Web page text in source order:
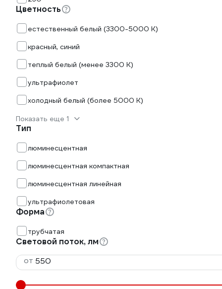
Цветность
естественный белый (3300-5000 К)
красный, синий
теплый белый (менее 3300 К)
ультрафиолет
холодный белый (более 5000 К)
Показать еще 1
Тип
люминесцентная
люминесцентная компактная
люминесцентная линейная
ультрафиолетовая
Форма
трубчатая
Световой поток, лм
от